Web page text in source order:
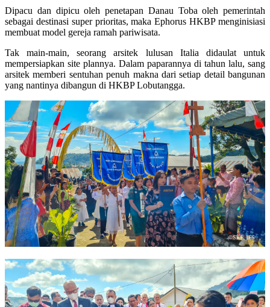
Dipacu dan dipicu oleh penetapan Danau Toba oleh pemerintah
sebagai destinasi super prioritas, maka Ephorus HKBP menginisiasi
membuat model gereja ramah pariwisata.
Tak main-main, seorang arsitek lulusan Italia didaulat untuk
mempersiapkan site plannya. Dalam paparannya di tahun lalu, sang
arsitek memberi sentuhan penuh makna dari setiap detail bangunan
yang nantinya dibangun di HKBP Lobutangga.